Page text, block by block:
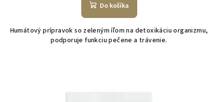
Do košíka
Humátový prípravok so zeleným íľom na detoxikáciu organizmu,
podporuje funkciu pečene a trávenie.